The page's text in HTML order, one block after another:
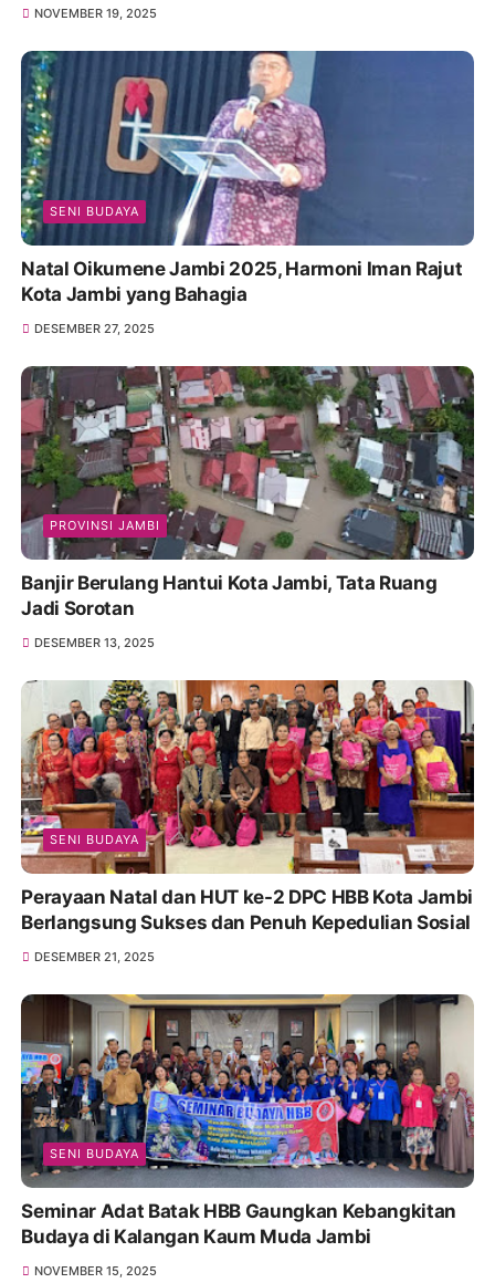
NOVEMBER 19, 2025
SENI BUDAYA
Natal Oikumene Jambi 2025, Harmoni Iman Rajut
Kota Jambi yang Bahagia
DESEMBER 27, 2025
PROVINSI JAMBI
Banjir Berulang Hantui Kota Jambi, Tata Ruang
Jadi Sorotan
DESEMBER 13, 2025
SENI BUDAYA
Perayaan Natal dan HUT ke-2 DPC HBB Kota Jambi
Berlangsung Sukses dan Penuh Kepedulian Sosial
DESEMBER 21, 2025
SENI BUDAYA
Seminar Adat Batak HBB Gaungkan Kebangkitan
Budaya di Kalangan Kaum Muda Jambi
NOVEMBER 15, 2025